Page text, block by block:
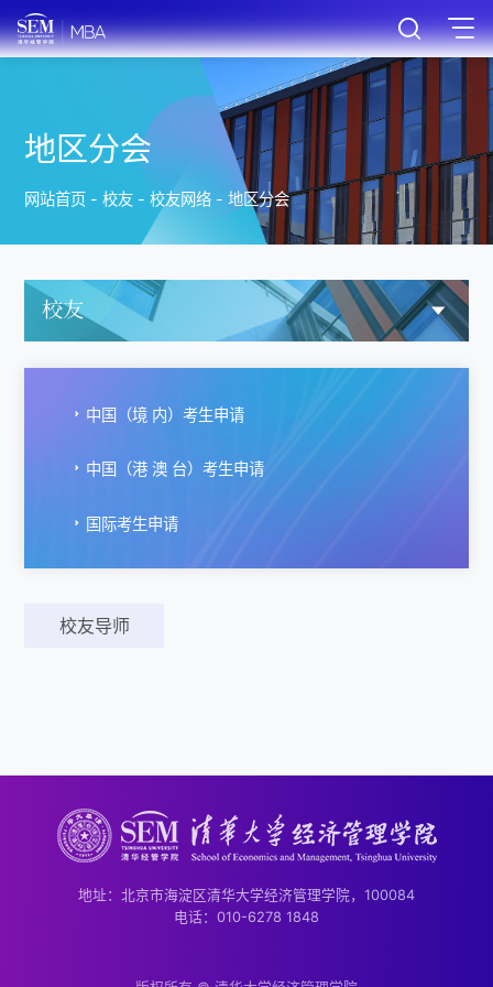
地区分会
网站首页 -校友 -校友网络 -地区分会
校友
中国（境 内）考生申请
中国（港 澳 台）考生申请
国际考生申请
校友导师
地址：北京市海淀区清华大学经济管理学院，100084
电话：010-6278 1848